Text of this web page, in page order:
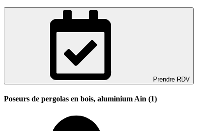
Prendre RDV
Poseurs de pergolas en bois, aluminium Ain (1)